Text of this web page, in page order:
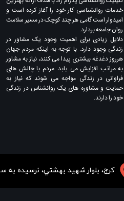
​​​كرج، بلوار شهيد بهشتي، نرسيده
خدمات روانشناسی کار خود را آغاز کرده است و
امیدوار است گامی هر چند کوچک در مسیر سلامت
روان جامعه بردارد.
دلایل زیادی برای اهمیت وجود یک مشاور در
زندگی وجود دارد. با توجه به اینکه مردم جهان
هرروز دغدغه بیشتری پیدا می کنند​​​​​​​، نیاز به مشاور
به مراتب افزایش می یابد. مردم با چالش های
فراوانی در زندگی مواجه می شوند که نیاز به
حمایت و مشاوره های یک روانشناس در زندگی
خود را دارند​​​​​​​.